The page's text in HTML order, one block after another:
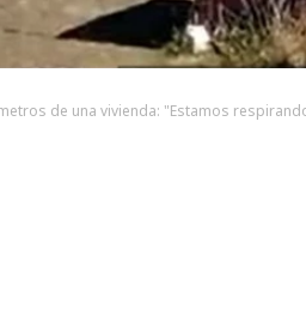
de una vivienda: "Estamos